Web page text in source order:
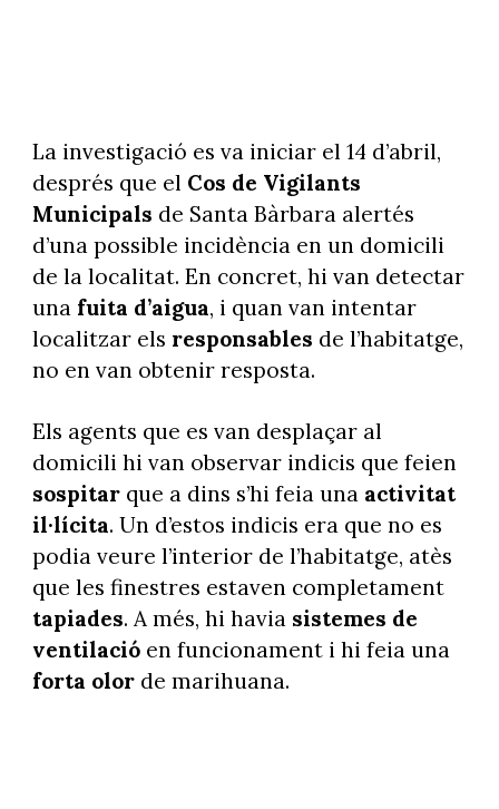
La investigació es va iniciar el 14 d’abril,
després que el Cos de Vigilants
Municipals de Santa Bàrbara alertés
d’una possible incidència en un domicili
de la localitat. En concret, hi van detectar
unafuita d’aigua, i quan van intentar
localitzar els responsables de l’habitatge,
no en van obtenir resposta.
Els agents que es van desplaçar al
domicili hi van observar indicis que feien
sospitar que a dins s’hi feia una activitat
il·lícita. Un d’estos indicis era que no es
podia veure l’interior de l’habitatge, atès
que les finestres estaven completament
tapiades. A més, hi havia sistemes de
ventilacióen funcionament i hi feia una
forta olor de marihuana.